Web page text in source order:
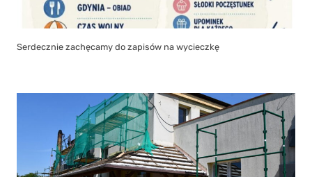
Serdecznie zachęcamy do zapisów na wycieczkę